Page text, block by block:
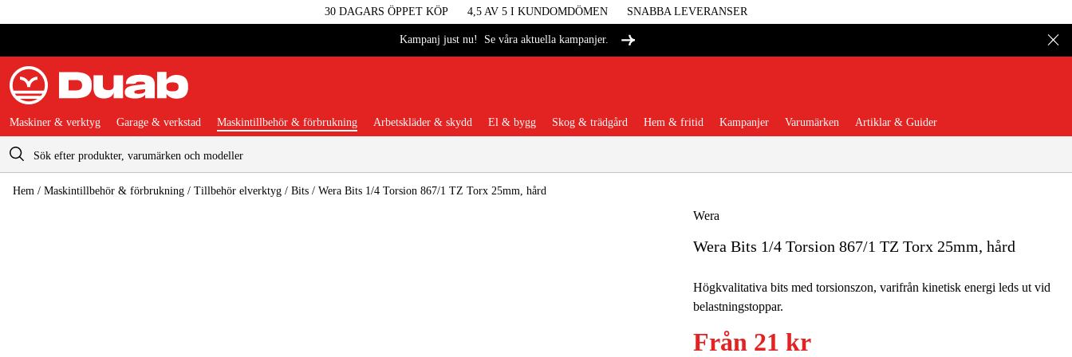
30 DAGARS ÖPPET KÖP 4,5 AV 5 I KUNDOMDÖMEN SNABBA LEVERANSER
Kampanj just nu! Se våra aktuella kampanjer.
Varukorg
Maskintillbehör & Förbrukning
Maskiner & verktyg Garage & verkstad Maskintillbehör & förbrukning Arbetskläder & skydd El & bygg Skog & trädgård Hem & fritid Kampanjer Varumärken Artiklar & Guider
Hem / Maskintillbehör & förbrukning / Tillbehör elverktyg / Bits / Wera Bits 1/4 Torsion 867/1 TZ Torx 25mm, hård
Wera
Wera Bits 1/4 Torsion 867/1 TZ Torx 25mm, hård
Högkvalitativa bits med torsionszon, varifrån kinetisk energi leds ut vid
belastningstoppar.
Från 21 kr